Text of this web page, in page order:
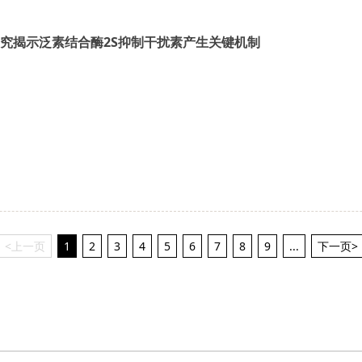
揭示泛素结合酶2S抑制干扰素产生关键机制
<上一页 1 2 3 4 5 6 7 8 9 ... 下一页>